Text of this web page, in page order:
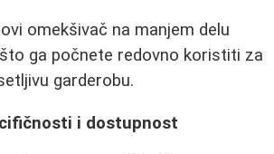
omekšivač na manjem delu
ga počnete redovno koristiti za
garderobu.
i dostupnost